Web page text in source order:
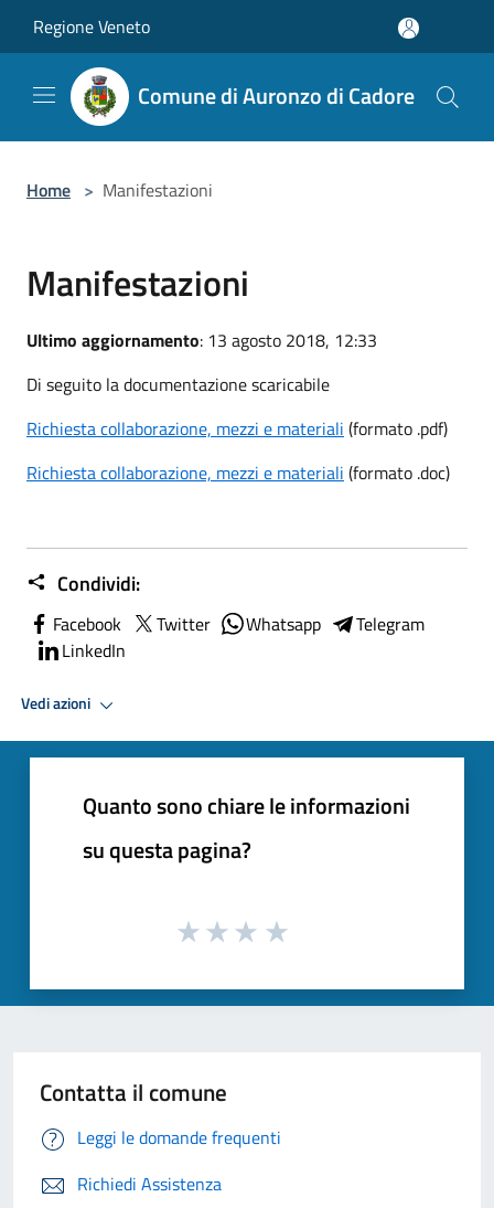
Regione Veneto
Comune di Auronzo di Cadore
Home > Manifestazioni
Manifestazioni
Ultimo aggiornamento: 13 agosto 2018, 12:33
Di seguito la documentazione scaricabile
Richiesta collaborazione, mezzi e materiali (formato .pdf)
Richiesta collaborazione, mezzi e materiali (formato .doc)
Condividi:
Facebook Twitter Whatsapp
Telegram
LinkedIn
Vedi azioni
Quanto sono chiare le informazioni
su questa pagina?
Contatta il comune
Leggi le domande frequenti
Richiedi Assistenza